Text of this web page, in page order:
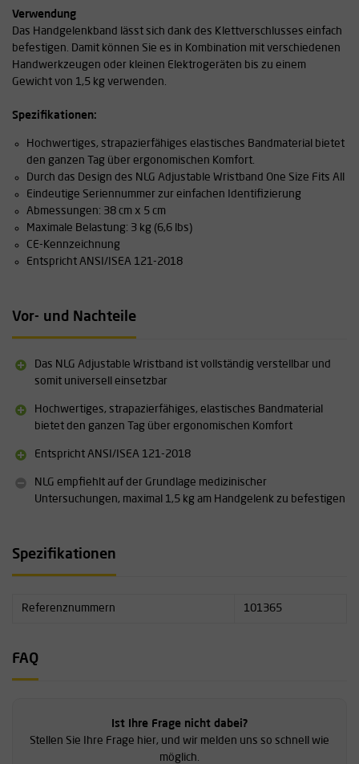
Verwendung
Das Handgelenkband lässt sich dank des Klettverschlusses einfach
befestigen. Damit können Sie es in Kombination mit verschiedenen
Handwerkzeugen oder kleinen Elektrogeräten bis zu einem
Gewicht von 1,5 kg verwenden.
Spezifikationen:
Hochwertiges, strapazierfähiges elastisches Bandmaterial bietet
den ganzen Tag über ergonomischen Komfort.
Durch das Design des NLG Adjustable Wristband One Size Fits All
Eindeutige Seriennummer zur einfachen Identifizierung
Abmessungen: 38 cm x 5 cm
Maximale Belastung: 3 kg (6,6 lbs)
CE-Kennzeichnung
Entspricht ANSI/ISEA 121-2018
Vor- und Nachteile
Das NLG Adjustable Wristband ist vollständig verstellbar und
somit universell einsetzbar
Hochwertiges, strapazierfähiges, elastisches Bandmaterial
bietet den ganzen Tag über ergonomischen Komfort
Entspricht ANSI/ISEA 121-2018
NLG empfiehlt auf der Grundlage medizinischer
Untersuchungen, maximal 1,5 kg am Handgelenk zu befestigen
Spezifikationen
Referenznummern 101365
FAQ
Ist Ihre Frage nicht dabei?
Stellen Sie Ihre Frage hier, und wir melden uns so schnell wie
möglich.